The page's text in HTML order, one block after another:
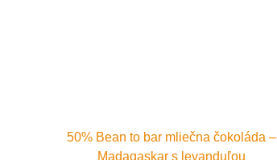
50% Bean to bar mliečna čokoláda –
Madagaskar s levanduľou